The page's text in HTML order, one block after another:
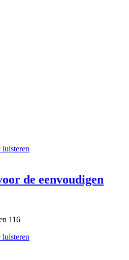
de eenvoudigen
116